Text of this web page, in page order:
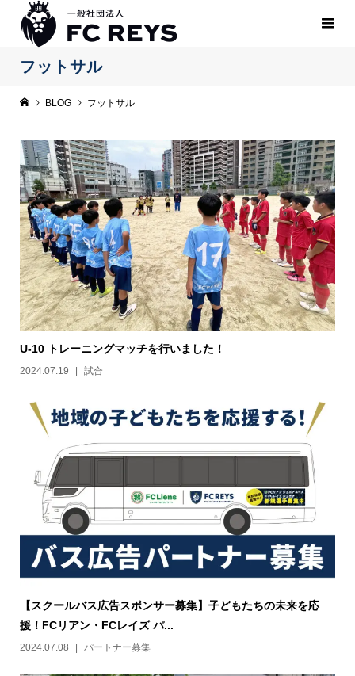
フットサル
BLOG フットサル
U-10 トレーニングマッチを行いました！
2024.07.19 試合
【スクールバス広告スポンサー募集】子どもたちの未来を応
援！FCリアン・FCレイズ パ...
2024.07.08 パートナー募集